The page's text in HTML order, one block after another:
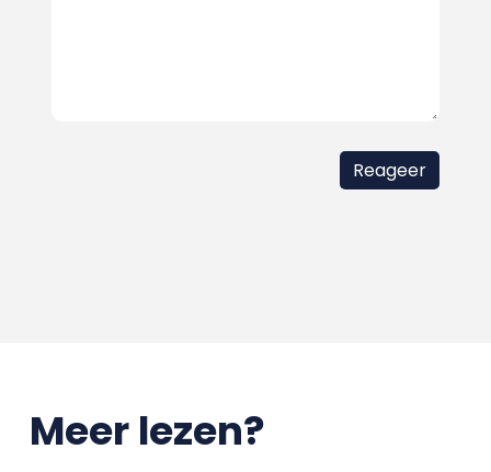
Meer lezen?